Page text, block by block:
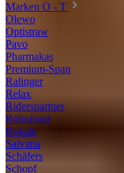
Marken O - T
Olewo
Optistraw
Pavo
Pharmakas
Premium-Span
Ralinger
Relax
Riderspartner
Röhnfried
Rokale
Salvana
Schäfers
Schopf